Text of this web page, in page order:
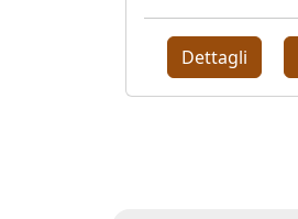
Dettagli